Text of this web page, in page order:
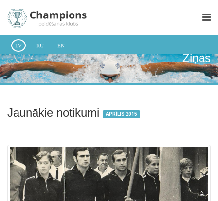
LV RU EN
Ziņas
Jaunākie notikumi APRĪLIS 2015